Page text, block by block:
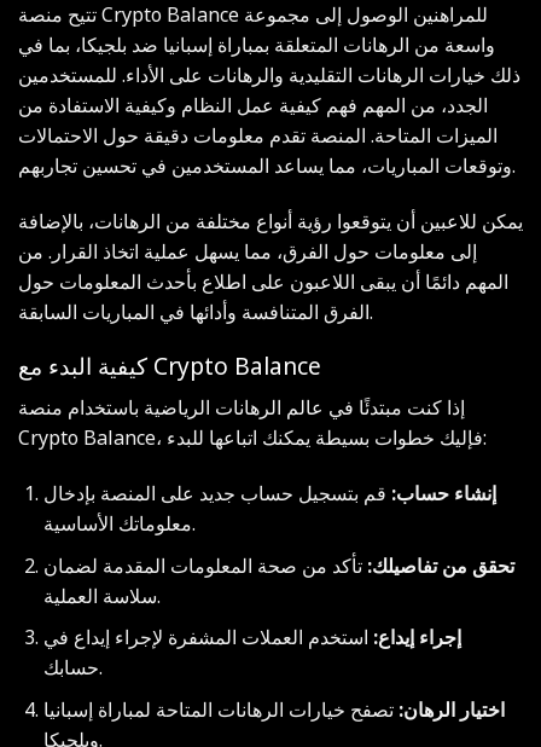
تتيح منصة Crypto Balance للمراهنين الوصول إلى مجموعة
واسعة من الرهانات المتعلقة بمباراة إسبانيا ضد بلجيكا، بما في
ذلك خيارات الرهانات التقليدية والرهانات على الأداء. للمستخدمين
الجدد، من المهم فهم كيفية عمل النظام وكيفية الاستفادة من
الميزات المتاحة. المنصة تقدم معلومات دقيقة حول الاحتمالات
وتوقعات المباريات، مما يساعد المستخدمين في تحسين تجاربهم.
يمكن للاعبين أن يتوقعوا رؤية أنواع مختلفة من الرهانات، بالإضافة
إلى معلومات حول الفرق، مما يسهل عملية اتخاذ القرار. من
المهم دائمًا أن يبقى اللاعبون على اطلاع بأحدث المعلومات حول
الفرق المتنافسة وأدائها في المباريات السابقة.
كيفية البدء مع Crypto Balance
إذا كنت مبتدئًا في عالم الرهانات الرياضية باستخدام منصة
Crypto Balance، فإليك خطوات بسيطة يمكنك اتباعها للبدء:
إنشاء حساب: قم بتسجيل حساب جديد على المنصة بإدخال
معلوماتك الأساسية.
تحقق من تفاصيلك: تأكد من صحة المعلومات المقدمة لضمان
سلاسة العملية.
إجراء إيداع: استخدم العملات المشفرة لإجراء إيداع في
حسابك.
اختيار الرهان: تصفح خيارات الرهانات المتاحة لمباراة إسبانيا
وبلجيكا.